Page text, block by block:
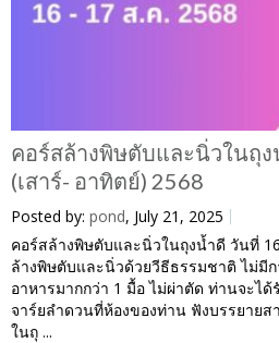
คอร์สล้างพิษตับและนิ่วในถุง
(เสาร์- อาทิตย์) 2568
Posted by: pond, July 21, 2025
คอร์สล้างพิษตับและนิ่วในถุงน้ำดี วันที่
ล้างพิษตับและนิ่วด้วยวีธีธรรมชาติ ไม่มี
อาหารมากกว่า 1 มื้อ ไม่ผ่าตัด ท่านจะไ
จาร์ยลำดวนที่ห้องของท่าน ฟังบรรยายส
ในถุ ...